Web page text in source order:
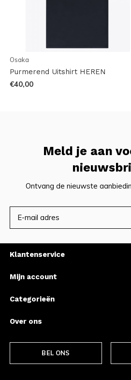
Osaka
Purmerend Uitshirt HEREN
€40,00
Meld je aan
Ontvang de nieuwste
Klantenservice
Mijn account
Categorieën
Over ons
BEL ONS